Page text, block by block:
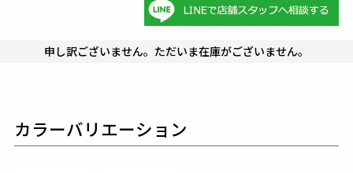
申し訳ございません。ただいま在庫がございません。
カラーバリエーション